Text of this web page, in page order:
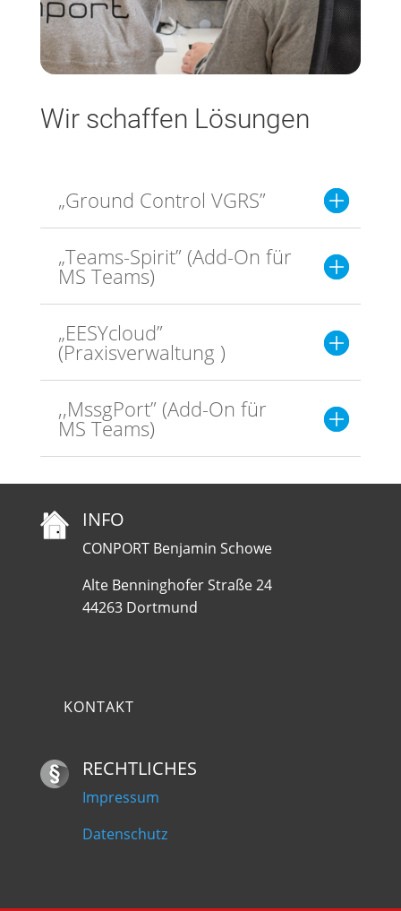
Wir schaffen Lösungen
„Ground Control VGRS”
„Teams-Spirit” (Add-On für
MS Teams)
„EESYcloud”
(Praxisverwaltung )
,,MssgPort” (Add-On für
MS Teams)
INFO
CONPORT Benjamin Schowe
Alte Benninghofer Straße 24
44263 Dortmund
KONTAKT
RECHTLICHES
Impressum
Datenschutz